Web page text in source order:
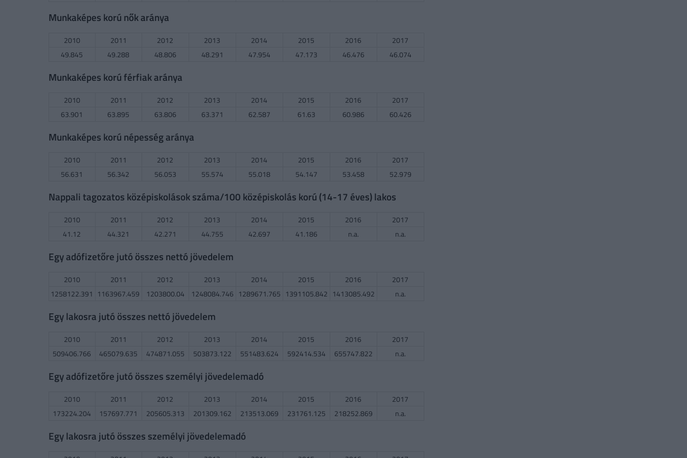
Munkaképes korú nők aránya
2010 2011 2012 2013 2014 2015 2016
2017
49.845
49.288 48.806 48.291 47.954 47.173 46.476 46.074
Munkaképes korú férfiak aránya
2010 2011 2012 2013 2014 2015 2016
2017
63.901
63.895 63.806 63.371 62.587 61.63 60.986 60.426
Munkaképes korú népesség aránya
2010 2011 2012 2013 2014 2015 2016
2017
56.631
56.342 56.053 55.574 55.018 54.147 53.458 52.979
Nappali tagozatos középiskolások száma/100 középiskolás korú (14-17 éves) lakos
2010 2011 2012 2013 2014 2015 2016
2017
41.12
44.321 42.271 44.755 42.697 41.186 n.a. n.a.
Egy adófizetőre jutó összes nettó jövedelem
2010 2011 2012 2013 2014 2015 2016
2017
1258122.391 1163967.459 1203800.04 1248084.746 1289671.765 1391105.842 1413085.492 n.a.
Egy lakosra jutó összes nettó jövedelem
2010 2011 2012 2013 2014 2015 2016
2017
509406.766
465079.635 474871.055 503873.122 551483.624 592414.534 655747.822 n.a.
Egy adófizetőre jutó összes személyi jövedelemadó
2010 2011 2012 2013 2014 2015 2016
2017
173224.204
157697.771 205605.313 201309.162 213513.069 231761.125 218252.869 n.a.
Egy lakosra jutó összes személyi jövedelemadó